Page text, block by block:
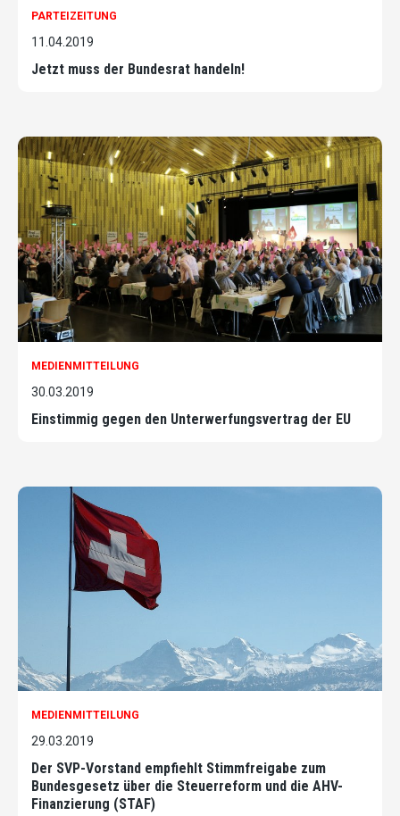
PARTEIZEITUNG
11.04.2019
Jetzt muss der Bundesrat handeln!
MEDIENMITTEILUNG
30.03.2019
Einstimmig gegen den Unterwerfungsvertrag der EU
MEDIENMITTEILUNG
29.03.2019
Der SVP-Vorstand empfiehlt Stimmfreigabe zum
Bundesgesetz über die Steuerreform und die AHV-
Finanzierung (STAF)